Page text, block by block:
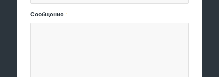
Сообщение*